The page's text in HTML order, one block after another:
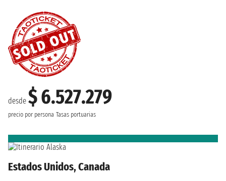
desde $ 6.527.279
precio por persona Tasas portuarias
Estados Unidos, Canada